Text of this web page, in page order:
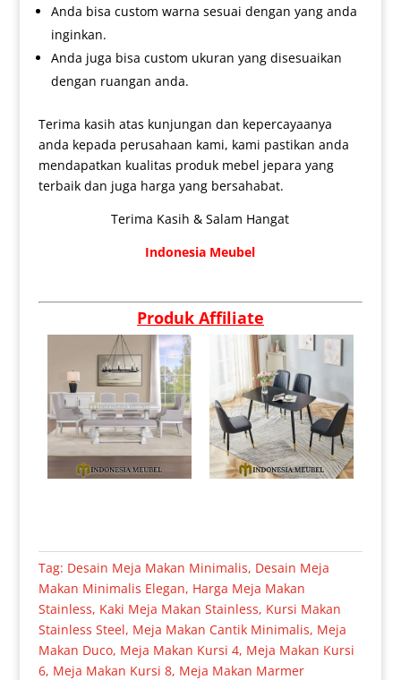
Anda bisa custom warna sesuai dengan yang anda
inginkan.
Anda juga bisa custom ukuran yang disesuaikan
dengan ruangan anda.
Terima kasih atas kunjungan dan kepercayaanya
anda kepada perusahaan kami, kami pastikan anda
mendapatkan kualitas produk mebel jepara yang
terbaik dan juga harga yang bersahabat.
Terima Kasih & Salam Hangat
Indonesia Meubel
Produk Affiliate
Tag: Desain Meja Makan Minimalis, Desain Meja
Makan Minimalis Elegan, Harga Meja Makan
Stainless, Kaki Meja Makan Stainless, Kursi Makan
Stainless Steel, Meja Makan Cantik Minimalis, Meja
Makan Duco, Meja Makan Kursi 4, Meja Makan Kursi
6, Meja Makan Kursi 8, Meja Makan Marmer